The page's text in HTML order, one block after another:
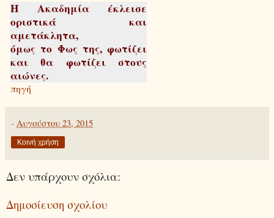
Η Ακαδημία έκλεισε
οριστικά και
αμετάκλητα,
όμως το Φως της, φωτίζει
και θα φωτίζει στους
αιώνες.
πηγή
- Αυγούστου 23, 2015
Κοινή χρήση
Δεν υπάρχουν σχόλια:
Δημοσίευση σχολίου